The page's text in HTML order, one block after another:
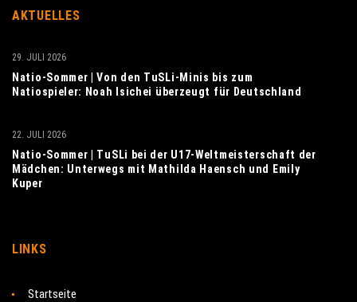
AKTUELLES
Natio-Sommer | Von den TuSLi-Minis bis zum
Natiospieler: Noah Isichei überzeugt für Deutschland
29. JULI 2026
Natio-Sommer | TuSLi bei der U17-Weltmeisterschaft der
Mädchen: Unterwegs mit Mathilda Haensch und Emily
Kuper
22. JULI 2026
LINKS
Startseite